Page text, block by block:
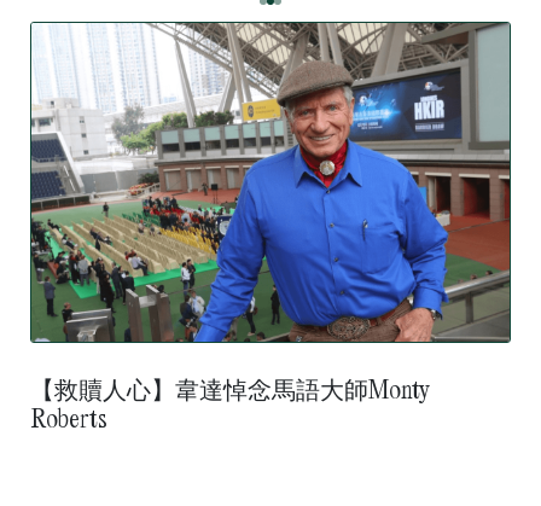
【救贖人心】韋達悼念馬語大師Monty
Roberts